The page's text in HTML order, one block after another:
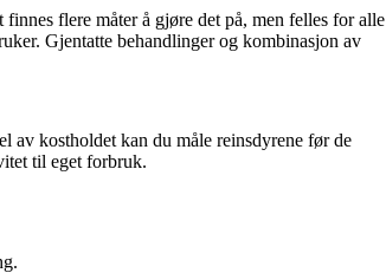
flere måter å gjøre det på, men felles for alle
Gjentatte behandlinger og kombinasjon av
av kostholdet kan du måle reinsdyrene før de
til eget forbruk.